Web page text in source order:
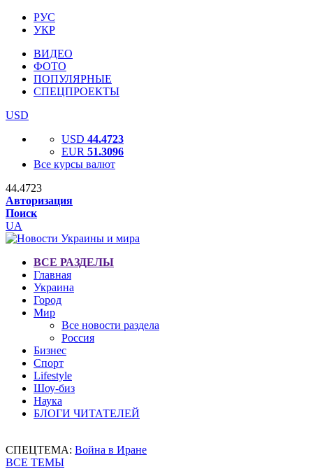
РУС
УКР
ВИДЕО
ФОТО
ПОПУЛЯРНЫЕ
СПЕЦПРОЕКТЫ
USD
USD 44.4723
EUR 51.3096
Все курсы валют
44.4723
Авторизация
Поиск
UA
ВСЕ РАЗДЕЛЫ
Главная
Украина
Город
Мир
Все новости раздела
Россия
Бизнес
Спорт
Lifestyle
Шоу-биз
Наука
БЛОГИ ЧИТАТЕЛЕЙ
СПЕЦТЕМА: Война в Иране
ВСЕ ТЕМЫ